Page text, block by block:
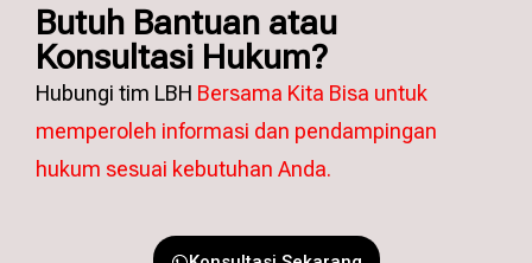
Butuh Bantuan atau
Konsultasi Hukum?
Hubungi tim LBH Bersama Kita Bisa untuk
memperoleh informasi dan pendampingan
hukum sesuai kebutuhan Anda.